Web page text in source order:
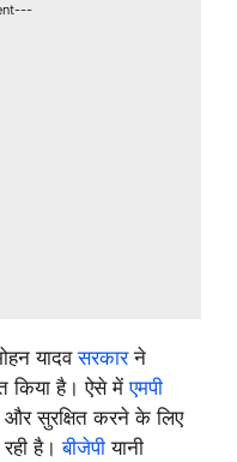
यादवसरकारने
किया है। ऐसे मेंएमपी
और सुरक्षित करने के लिए
रही है।बीजेपी यानी